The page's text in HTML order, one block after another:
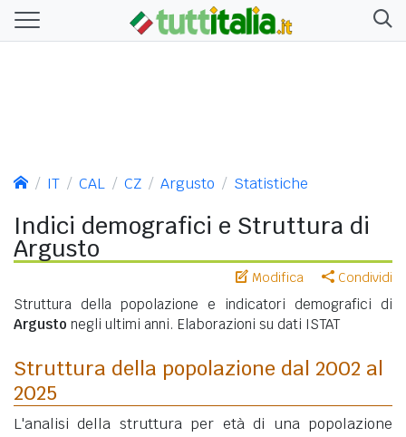
IT CAL CZ Argusto Statistiche
Indici demografici e Struttura di
Argusto
Modifica Condividi
Struttura della popolazione e indicatori demografici di
Argusto negli ultimi anni. Elaborazioni su dati ISTAT
Struttura della popolazione dal 2002 al
2025
L'analisi della struttura per età di una popolazione